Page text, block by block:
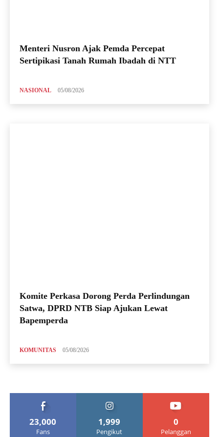
Menteri Nusron Ajak Pemda Percepat
Sertipikasi Tanah Rumah Ibadah di NTT
NASIONAL 05/08/2026
Komite Perkasa Dorong Perda Perlindungan
Satwa, DPRD NTB Siap Ajukan Lewat
Bapemperda
KOMUNITAS 05/08/2026
23,000
Fans
1,999
Pengikut
0
Pelanggan